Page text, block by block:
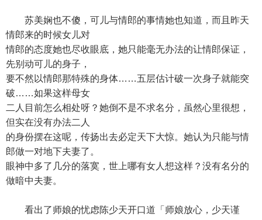
苏美娴也不傻，可儿与情郎的事情她也知道，而且昨天
情郎来的时候女儿对
情郎的态度她也尽收眼底，她只能毫无办法的让情郎保证，
先别动可儿的身子，
要不然以情郎那特殊的身体……五层估计破一次身子就能突
破……如果这样母女
二人目前怎么相处呀？她倒不是不求名分，虽然心里很想，
但实在没有办法二人
的身份摆在这呢，传扬出去必定天下大惊。她认为只能与情
郎做一对地下夫妻了。
眼神中多了几分的落寞，世上哪有女人想这样？没有名分的
做暗中夫妻。
看出了师娘的忧虑陈少天开口道「师娘放心，少天谨